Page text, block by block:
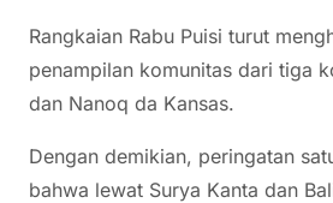
Rangkaian Rabu Puisi turut
penampilan komunitas dari tiga
dan Nanoq da Kansas.
Dengan demikian, peringatan
bahwa lewat Surya Kanta dan